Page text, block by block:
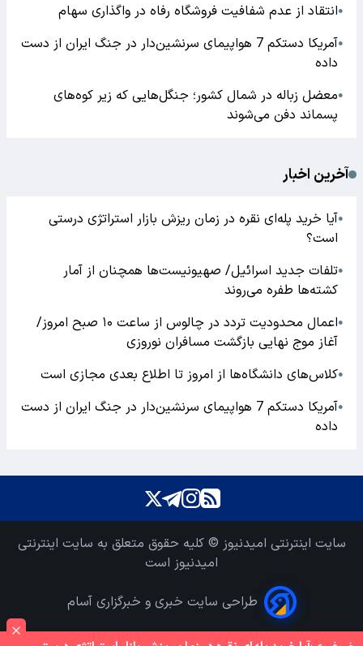
●انتقاد از عدم شفافیت فروشگاه رفاه در واگذاری سهام
●
آمریکا دستکم 7 هواپیمای سرنشین‌دار در جنگ ایران از دست
داده
●معضل زباله در شمال کشور؛ جنگل‌هایی که زیر کوه‌های
پسماند دفن می‌شوند
آخرین اخبار
●آیا خرید پله‌ای نقره در زمان ریزش بازار استراتژی درستی
است؟
●تلفات جدید اسرائیل/ صهیونیست‌ها همچنان از آمار
کشته‌ها طفره می‌روند
●
اعمال محدودیت تردد در چالوس از ساعت ۱۰ صبح امروز/
آغاز موج نهایی بازگشت مسافران نوروزی
●کلاس‌های دانشگاه‌ها از امروز تا اطلاع بعدی مجازی است
●
آمریکا دستکم 7 هواپیمای سرنشین‌دار در جنگ ایران از دست
داده
سایت اینترنتی امیدنیوز © کلیه حقوق متعلق به سایت اینترنتی
امیدنیوز است
طراحی سایت خبری و خبرگزاری آسام